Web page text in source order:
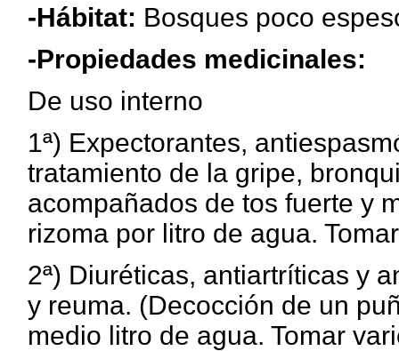
-Hábitat: Bosques poco
-Propiedades medicinales:
De uso interno
1ª) Expectorantes,
tratamiento de la gripe,
acompañados de tos fuerte y
rizoma por litro de agua.
2ª) Diuréticas, antiartríticas y
y reuma. (Decocción de un
medio litro de agua. Tomar